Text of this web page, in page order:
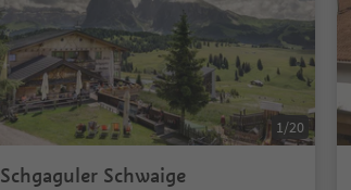
1/20
Schgaguler Schwaige